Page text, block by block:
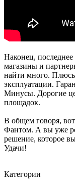
Наконец,
магазины и
найти много.
эксплуатации.
Минусы. Дорогие
площадок.
В общем говоря,
Фантом. А вы уже
решение, которое
Удачи!
Категории